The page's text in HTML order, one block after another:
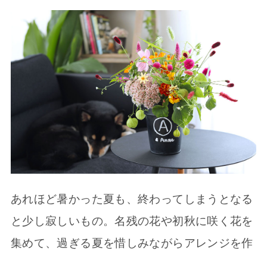
あれほど暑かった夏も、終わってしまうとなる
と少し寂しいもの。名残の花や初秋に咲く花を
集めて、過ぎる夏を惜しみながらアレンジを作